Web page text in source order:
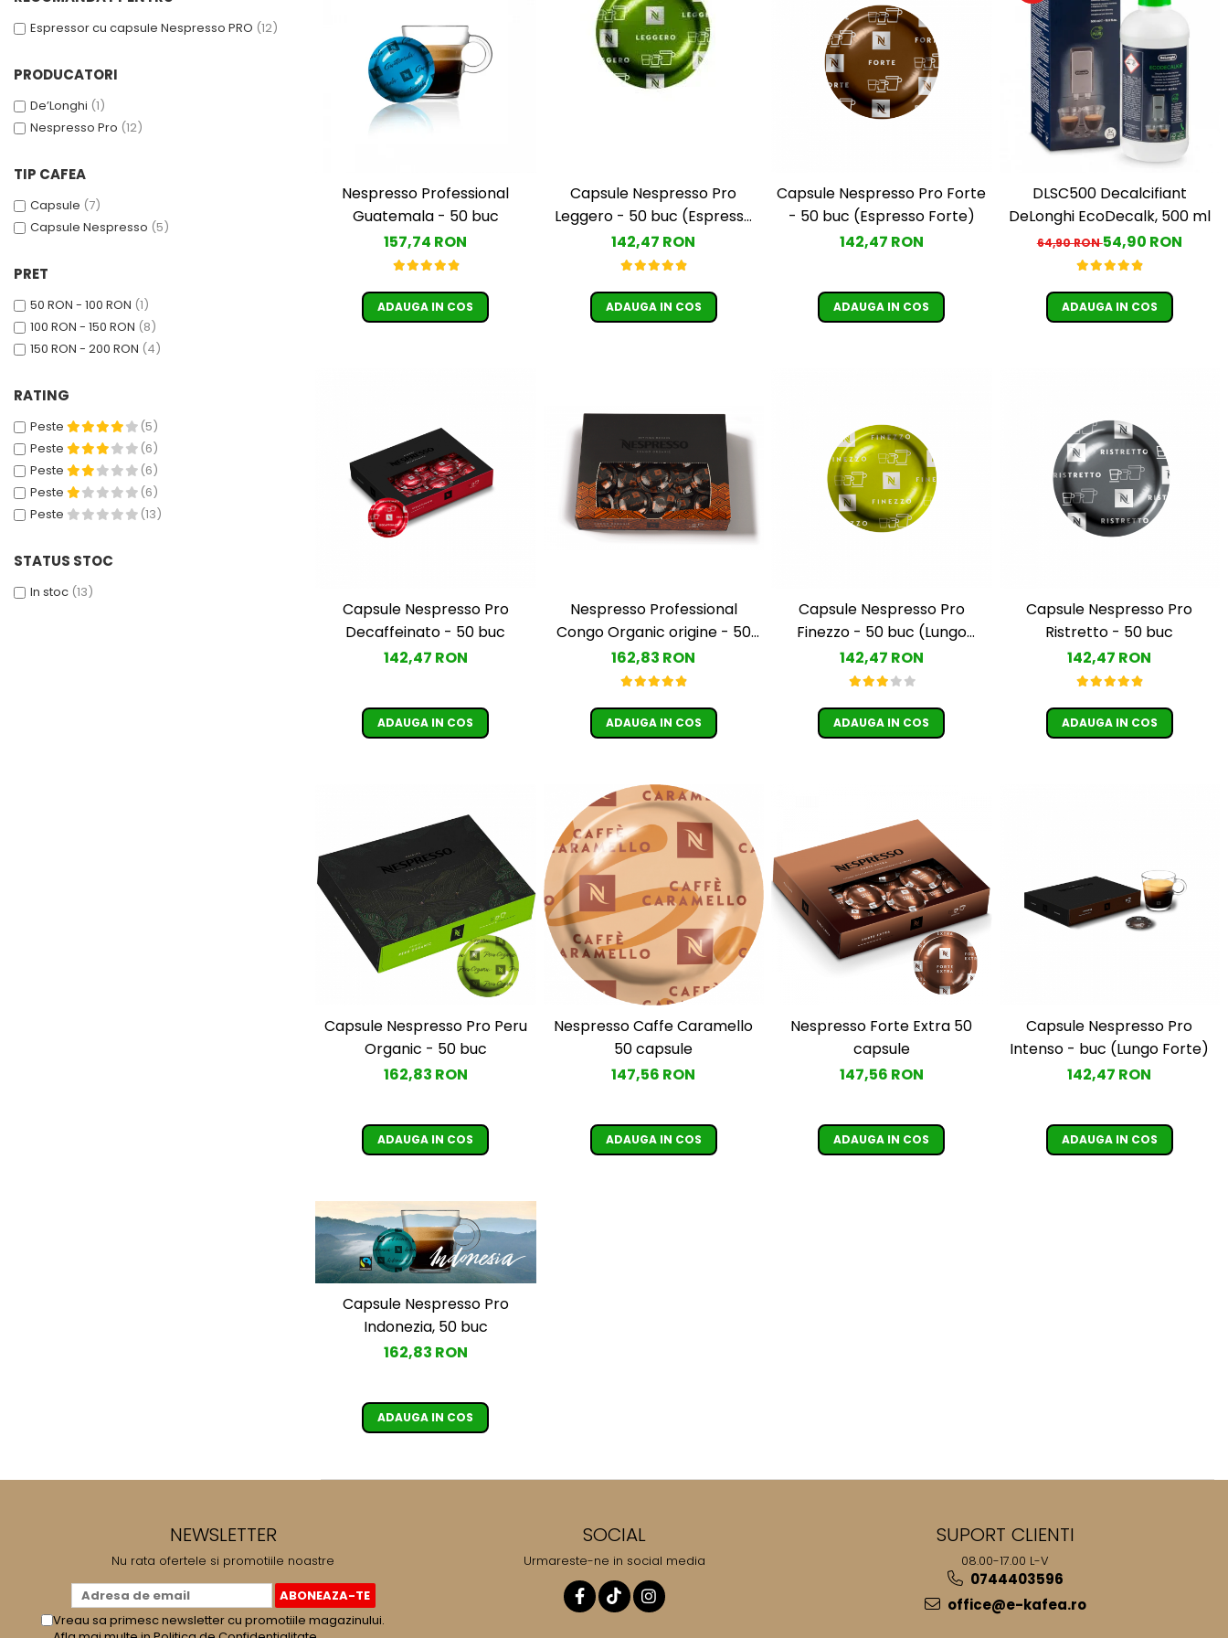
Illy Iperespresso
Cremesso
Cafissimo
Tassimo
illy
Davidoff
Cafea Solubila
Espressor cu capsule Nespresso PRO (12)
PRODUCATORI
De’Longhi (1)
Nespresso Pro (12)
TIP CAFEA
Capsule (7)
Capsule Nespresso (5)
PRET
50 RON - 100 RON (1)
100 RON - 150 RON (8)
150 RON - 200 RON (4)
RATING
Peste
(5)
Peste
(6)
Peste
(6)
Peste
(6)
Peste
(13)
STATUS STOC
In stoc (13)
Nespresso Professional
Guatemala - 50 buc
157,74 RON
ADAUGA IN COS
Capsule Nespresso Pro
Leggero - 50 buc (Espresso
Leggero)
142,47 RON
ADAUGA IN COS
Capsule Nespresso Pro Forte
- 50 buc (Espresso Forte)
142,47 RON
ADAUGA IN COS
DLSC500 Decalcifiant
DeLonghi EcoDecalk, 500 ml
64,90 RON54,90 RON
ADAUGA IN COS
Capsule Nespresso Pro
Decaffeinato - 50 buc
142,47 RON
ADAUGA IN COS
Nespresso Professional
Congo Organic origine - 50
capsule
162,83 RON
ADAUGA IN COS
Capsule Nespresso Pro
Finezzo - 50 buc (Lungo
Leggerro)
142,47 RON
ADAUGA IN COS
Capsule Nespresso Pro
Ristretto - 50 buc
142,47 RON
ADAUGA IN COS
Capsule Nespresso Pro Peru
Organic - 50 buc
162,83 RON
ADAUGA IN COS
Nespresso Caffe Caramello
50 capsule
147,56 RON
ADAUGA IN COS
Nespresso Forte Extra 50
capsule
147,56 RON
ADAUGA IN COS
Capsule Nespresso Pro
Intenso - buc (Lungo Forte)
142,47 RON
ADAUGA IN COS
Capsule Nespresso Pro
Indonezia, 50 buc
162,83 RON
ADAUGA IN COS
NEWSLETTER
Nu rata ofertele si promotiile noastre
Vreau sa primesc newsletter cu promotiile magazinului.
SOCIAL
Urmareste-ne in social media
SUPORT CLIENTI
08.00-17.00 L-V
0744403596
office@e-kafea.ro